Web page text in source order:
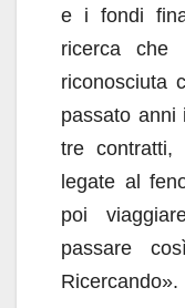
e i fondi
ricerca che
riconosciuta
passato anni
tre contratti,
legate al
poi
passare
Ricercando».